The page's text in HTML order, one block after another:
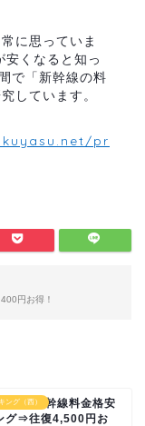
に思っていま
安くなると知っ
で「新幹線の料
しています。
pr
円お得！
ング（西）
島】新幹線料金格安
グ⇒往復4,500円お